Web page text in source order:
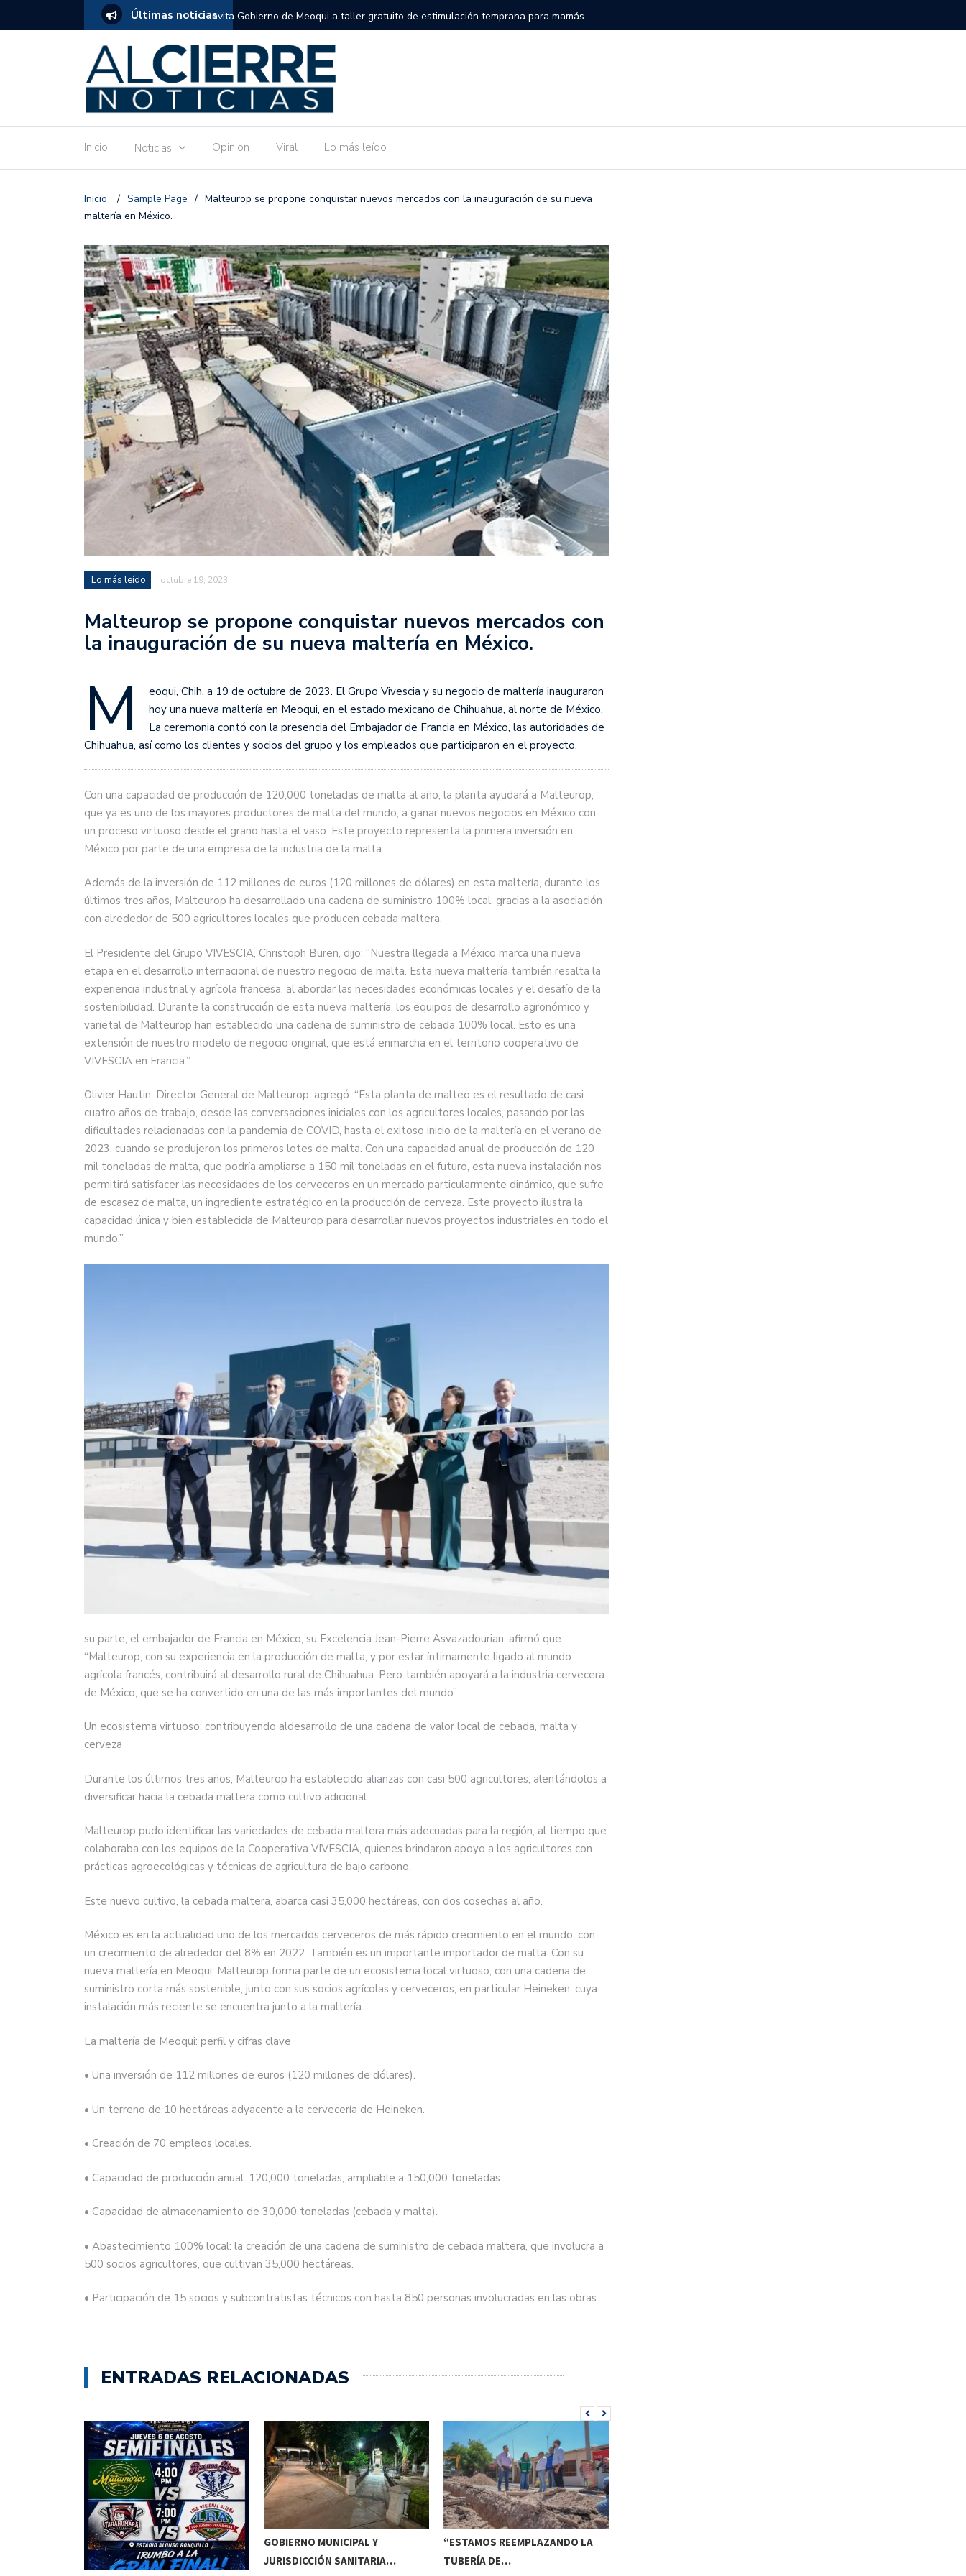
Últimas noticias
de estimulación temprana para mamás
Invitan a disfrutar las semifinales de la Serie Internacional Big League en el Alonso
Ronquillo este jueves.
de Camargo para el control de insectos.
Inicio Noticias Opinion Viral Lo más leído
Inicio / Sample Page / Malteurop se propone conquistar nuevos mercados con la inauguración de su nueva
maltería en México.
Lo más leído octubre 19, 2023
Malteurop se propone conquistar nuevos mercados con
la inauguración de su nueva maltería en México.
M
eoqui, Chih. a 19 de octubre de 2023. El Grupo Vivescia y su negocio de maltería inauguraron
hoy una nueva maltería en Meoqui, en el estado mexicano de Chihuahua, al norte de México.
La ceremonia contó con la presencia del Embajador de Francia en México, las autoridades de
Chihuahua, así como los clientes y socios del grupo y los empleados que participaron en el proyecto.
Con una capacidad de producción de 120,000 toneladas de malta al año, la planta ayudará a Malteurop,
que ya es uno de los mayores productores de malta del mundo, a ganar nuevos negocios en México con
un proceso virtuoso desde el grano hasta el vaso. Este proyecto representa la primera inversión en
México por parte de una empresa de la industria de la malta.
Además de la inversión de 112 millones de euros (120 millones de dólares) en esta maltería, durante los
últimos tres años, Malteurop ha desarrollado una cadena de suministro 100% local, gracias a la asociación
con alrededor de 500 agricultores locales que producen cebada maltera.
El Presidente del Grupo VIVESCIA, Christoph Büren, dijo: “Nuestra llegada a México marca una nueva
etapa en el desarrollo internacional de nuestro negocio de malta. Esta nueva maltería también resalta la
experiencia industrial y agrícola francesa, al abordar las necesidades económicas locales y el desafío de la
sostenibilidad. Durante la construcción de esta nueva maltería, los equipos de desarrollo agronómico y
varietal de Malteurop han establecido una cadena de suministro de cebada 100% local. Esto es una
extensión de nuestro modelo de negocio original, que está enmarcha en el territorio cooperativo de
VIVESCIA en Francia.”
Olivier Hautin, Director General de Malteurop, agregó: “Esta planta de malteo es el resultado de casi
cuatro años de trabajo, desde las conversaciones iniciales con los agricultores locales, pasando por las
dificultades relacionadas con la pandemia de COVID, hasta el exitoso inicio de la maltería en el verano de
2023, cuando se produjeron los primeros lotes de malta. Con una capacidad anual de producción de 120
mil toneladas de malta, que podría ampliarse a 150 mil toneladas en el futuro, esta nueva instalación nos
permitirá satisfacer las necesidades de los cerveceros en un mercado particularmente dinámico, que sufre
de escasez de malta, un ingrediente estratégico en la producción de cerveza. Este proyecto ilustra la
capacidad única y bien establecida de Malteurop para desarrollar nuevos proyectos industriales en todo el
mundo.”
su parte, el embajador de Francia en México, su Excelencia Jean-Pierre Asvazadourian, afirmó que
“Malteurop, con su experiencia en la producción de malta, y por estar íntimamente ligado al mundo
agrícola francés, contribuirá al desarrollo rural de Chihuahua. Pero también apoyará a la industria cervecera
de México, que se ha convertido en una de las más importantes del mundo”.
Un ecosistema virtuoso: contribuyendo aldesarrollo de una cadena de valor local de cebada, malta y
cerveza
Durante los últimos tres años, Malteurop ha establecido alianzas con casi 500 agricultores, alentándolos a
diversificar hacia la cebada maltera como cultivo adicional.
Malteurop pudo identificar las variedades de cebada maltera más adecuadas para la región, al tiempo que
colaboraba con los equipos de la Cooperativa VIVESCIA, quienes brindaron apoyo a los agricultores con
prácticas agroecológicas y técnicas de agricultura de bajo carbono.
Este nuevo cultivo, la cebada maltera, abarca casi 35,000 hectáreas, con dos cosechas al año.
México es en la actualidad uno de los mercados cerveceros de más rápido crecimiento en el mundo, con
un crecimiento de alrededor del 8% en 2022. También es un importante importador de malta. Con su
nueva maltería en Meoqui, Malteurop forma parte de un ecosistema local virtuoso, con una cadena de
suministro corta más sostenible, junto con sus socios agrícolas y cerveceros, en particular Heineken, cuya
instalación más reciente se encuentra junto a la maltería.
La maltería de Meoqui: perfil y cifras clave
• Una inversión de 112 millones de euros (120 millones de dólares).
• Un terreno de 10 hectáreas adyacente a la cervecería de Heineken.
• Creación de 70 empleos locales.
• Capacidad de producción anual: 120,000 toneladas, ampliable a 150,000 toneladas.
• Capacidad de almacenamiento de 30,000 toneladas (cebada y malta).
• Abastecimiento 100% local: la creación de una cadena de suministro de cebada maltera, que involucra a
500 socios agricultores, que cultivan 35,000 hectáreas.
• Participación de 15 socios y subcontratistas técnicos con hasta 850 personas involucradas en las obras.
ENTRADAS RELACIONADAS
GOBIERNO MUNICIPAL Y
JURISDICCIÓN SANITARIA…
“ESTAMOS REEMPLAZANDO LA
TUBERÍA DE…